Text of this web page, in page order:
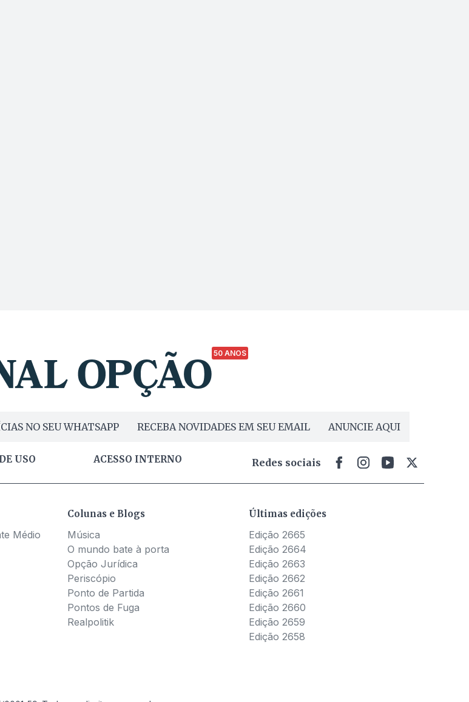
50 ANOS
NO SEU WHATSAPP RECEBA NOVIDADES EM SEU EMAIL ANUNCIE AQUI
USO ACESSO INTERNO Redes sociais
Médio
Colunas e Blogs
Música
O mundo bate à porta
Opção Jurídica
Periscópio
Ponto de Partida
Pontos de Fuga
Realpolitik
Últimas edições
Edição 2665
Edição 2664
Edição 2663
Edição 2662
Edição 2661
Edição 2660
Edição 2659
Edição 2658